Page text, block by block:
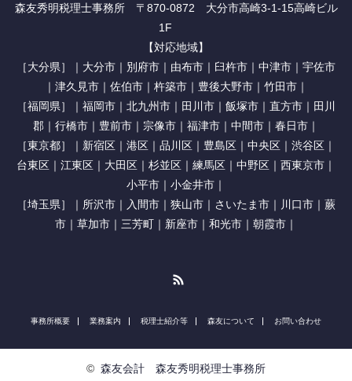
森友秀明税理士事務所 〒870-0872 大分市高崎3-1-15高崎ビル
1F
【対応地域】
［大分県］｜大分市｜別府市｜由布市｜臼杵市｜中津市｜宇佐市
｜津久見市｜佐伯市｜杵築市｜豊後大野市｜竹田市｜
［福岡県］｜福岡市｜北九州市｜田川市｜飯塚市｜直方市｜田川
郡｜行橋市｜豊前市｜宗像市｜福津市｜中間市｜春日市｜
［東京都］｜新宿区｜港区｜品川区｜豊島区｜中央区｜渋谷区｜
台東区｜江東区｜大田区｜杉並区｜練馬区｜中野区｜西東京市｜
小平市｜小金井市｜
［埼玉県］｜所沢市｜入間市｜狭山市｜さいたま市｜川口市｜蕨
市｜草加市｜三芳町｜新座市｜和光市｜朝霞市｜
事務所概要 業務案内 税理士紹介等 森友について お問い合わせ
© 森友会計 森友秀明税理士事務所